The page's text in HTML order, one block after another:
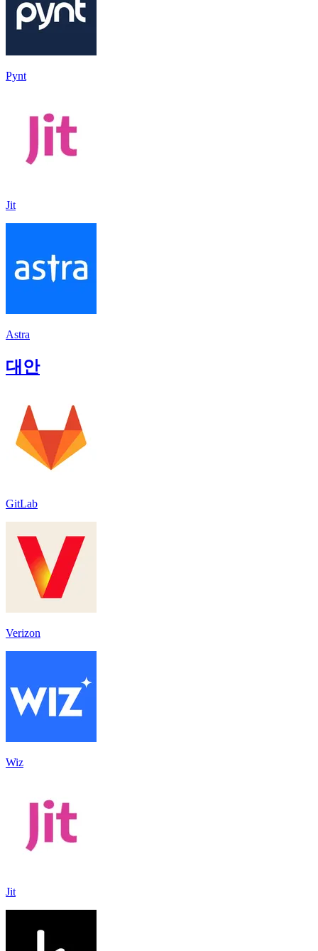
Pynt
Jit
Astra
대안
GitLab
Verizon
Wiz
Jit